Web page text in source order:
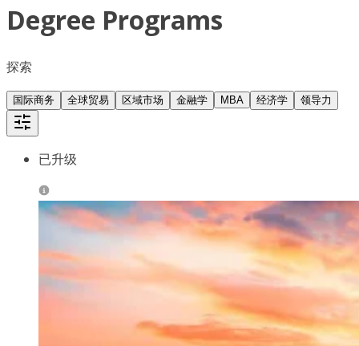
Degree Programs
探索
国际商务 全球贸易 区域市场 金融学 MBA 经济学 领导力
已升级